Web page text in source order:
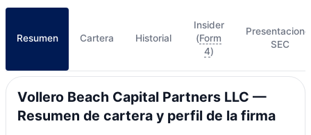
Resumen Cartera Historial
Insider
(Form
4)
SEC
Vollero Beach Capital Partners LLC —
Resumen de cartera y perfil de la firma